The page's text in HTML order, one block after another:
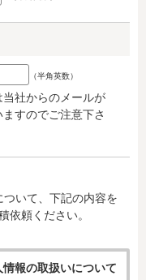
（半角英数）
社からのメールが
すのでご注意下さ
いて、下記の内容を
依頼ください。
報の取扱いについて